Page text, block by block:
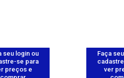
seu login ou
se para
preços e
Faça
ver